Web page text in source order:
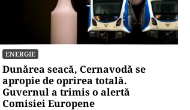
ENERGIE
Dunărea seacă, Cernavodă se
apropie de oprirea totală.
Guvernul a trimis o alertă
Comisiei Europene